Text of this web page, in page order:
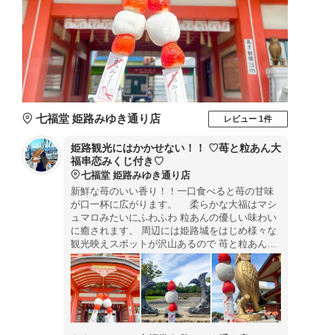
七福堂 姫路みゆき通り店 レビュー 1件
姫路観光にはかかせない！！ ♡苺と粒あん大
福串恋みくじ付き♡
七福堂 姫路みゆき通り店
新鮮な苺のいい香り！！一口食べると苺の甘味
が口一杯に広がります。 柔らかな大福はマシ
ュマロみたいにふわふわ 粒あんの優しい味わい
に癒されます。 周辺には姫路城をはじめ様々な
観光映えスポットが沢山あるので 苺と粒あん大
福串片手に記念写真を撮ってみてね♡